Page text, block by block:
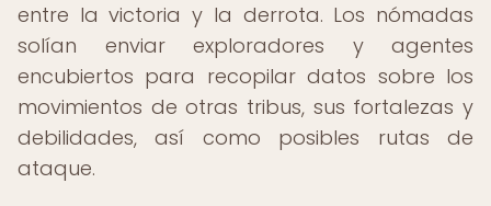
entre la victoria y la derrota. Los nómadas
solían enviar exploradores y agentes
encubiertos para recopilar datos sobre los
movimientos de otras tribus, sus fortalezas y
debilidades, así como posibles rutas de
ataque.